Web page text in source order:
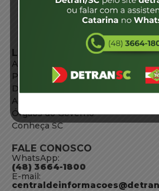
LINKS EXTERNOS
Agência de Notícias
Portal de Serviços
Diário Oficial
Acesso à Informação
Órgãos do Governo
Conheça SC
FALE CONOSCO
WhatsApp:
(48) 3664-1800
E-mail: